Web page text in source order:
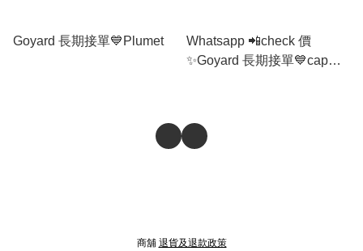
Goyard 長期接單💙Plumet
Whatsapp 📲check 價
✨Goyard 長期接單💙cap
商舖 退貨及退款政策